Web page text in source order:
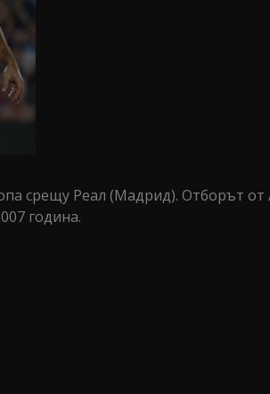
срещу Реал (Мадрид). Отборът от
година.